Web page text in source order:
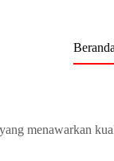
Beranda
menawarkan